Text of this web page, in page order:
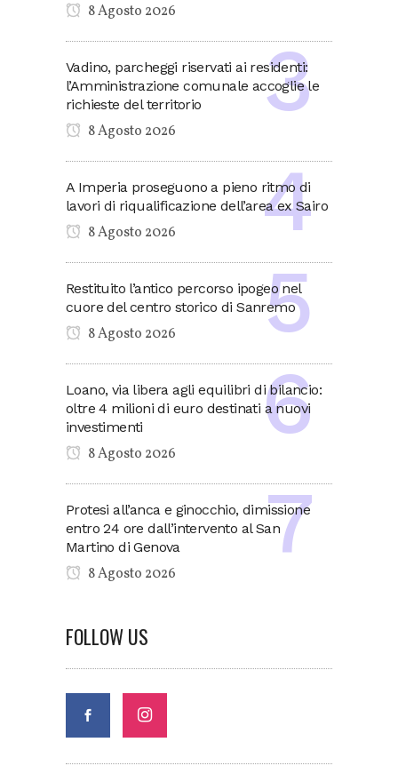
8 Agosto 2026
Vadino, parcheggi riservati ai residenti:
l’Amministrazione comunale accoglie le
richieste del territorio
8 Agosto 2026
A Imperia proseguono a pieno ritmo di
lavori di riqualificazione dell’area ex Sairo
8 Agosto 2026
Restituito l’antico percorso ipogeo nel
cuore del centro storico di Sanremo
8 Agosto 2026
Loano, via libera agli equilibri di bilancio:
oltre 4 milioni di euro destinati a nuovi
investimenti
8 Agosto 2026
Protesi all’anca e ginocchio, dimissione
entro 24 ore dall’intervento al San
Martino di Genova
8 Agosto 2026
FOLLOW US